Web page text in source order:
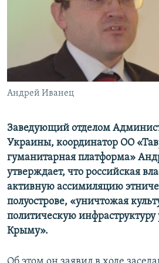
ПОБЕДИТЕЛЕЙ НЕ СУДЯТ?
КРЫМ.НЕПОКОРЕННЫЙ
УКРАИНСКАЯ ПРОБЛЕМА КРЫМА
ПРИСОЕДИНЯЙТЕСЬ!
Все сайты RFE/RL
Андрей Иванец
Заведующий отделом
Украины, координатор ОО
гуманитарная платформа»
утверждает, что российская
активную ассимиляцию
полуострове, «уничтожая
политическую инфраструктуру
Крыму».